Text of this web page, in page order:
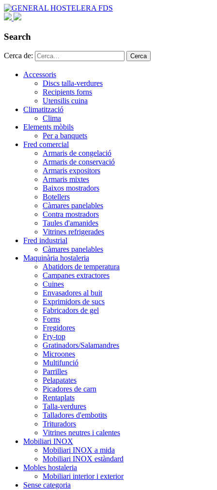
Search
Cerca de: Cerca
Accessoris
Discs talla-verdures
Recipients forns
Utensilis cuina
Climatització
Clima
Elements mòbils
Per a banquets
Fred comercial
Armaris de congelació
Armaris de conservació
Armaris expositors
Armaris mixtes
Baixos mostradors
Botellers
Càmares panelables
Contra mostradors
Taules d'amanides
Vitrines refrigerades
Fred industrial
Càmares panelables
Maquinària hostaleria
Abatidors de temperatura
Campanes extractores
Cuines
Envasadores al buit
Exprimidors de sucs
Fabricadors de gel
Forns
Fregidores
Fry-top
Gratinadors/Salamandres
Microones
Multifunció
Parrilles
Pelapatates
Picadores de carn
Rentaplats
Talla-verdures
Talladores d'embotits
Trituradors
Vitrines neutres i calentes
Mobiliari INOX
Mobiliari INOX a mida
Mobiliari INOX estàndard
Mobles hostaleria
Mobiliari interior i exterior
Sense categoria